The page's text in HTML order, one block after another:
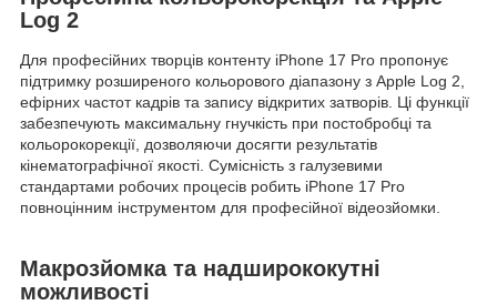
Log 2
Для професійних творців контенту iPhone 17 Pro пропонує
підтримку розширеного кольорового діапазону з Apple Log 2,
ефірних частот кадрів та запису відкритих затворів. Ці функції
забезпечують максимальну гнучкість при постобробці та
кольорокорекції, дозволяючи досягти результатів
кінематографічної якості. Сумісність з галузевими
стандартами робочих процесів робить iPhone 17 Pro
повноцінним інструментом для професійної відеозйомки.
Макрозйомка та надширококутні
можливості